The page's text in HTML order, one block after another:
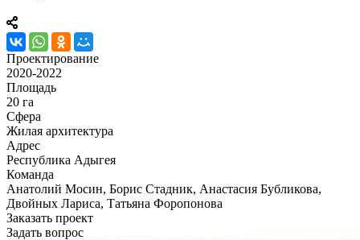
Проектирование
2020-2022
Площадь
20 га
Сфера
Жилая архитектура
Адрес
Республика Адыгея
Команда
Анатолий Мосин, Борис Стадник, Анастасия Бубликова,
Двойных Лариса, Татьяна Форопонова
Заказать проект
Задать вопрос